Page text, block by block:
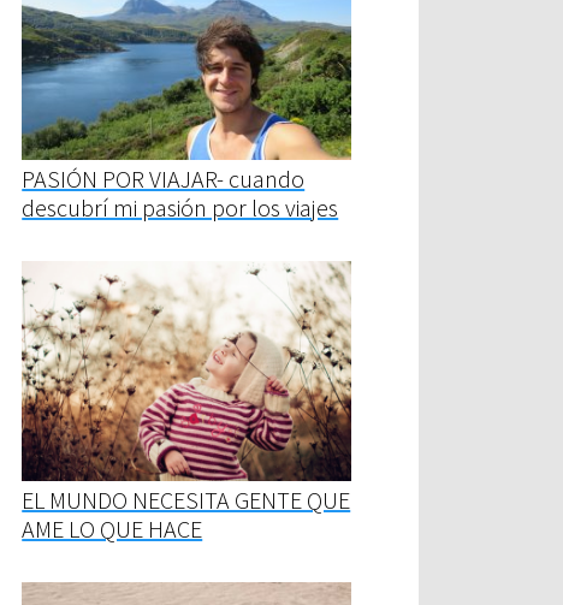
PASIÓN POR VIAJAR- cuando
descubrí mi pasión por los viajes
EL MUNDO NECESITA GENTE QUE
AME LO QUE HACE